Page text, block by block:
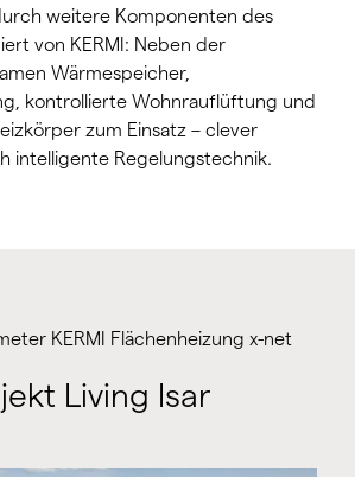
weitere Komponenten des
von KERMI: Neben der
Wärmespeicher,
kontrollierte Wohnrauflüftung und
zum Einsatz – clever
intelligente Regelungstechnik.
KERMI Flächenheizung x-net
Living Isar